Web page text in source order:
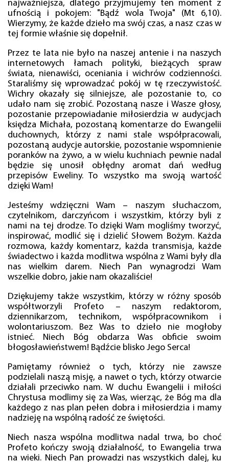
najważniejsza, dlatego przyjmujemy ten moment z
ufnością i pokojem: "Bądź wola Twoja" (Mt 6,10).
Wierzymy, że każde dzieło ma swój czas, a nasz czas w
tej formie właśnie się dopełnił.
Przez te lata nie było na naszej antenie i na naszych
internetowych łamach polityki, bieżących spraw
świata, nienawiści, oceniania i wichrów codzienności.
Staraliśmy się wprowadzać pokój w tę rzeczywistość.
Wichry okazały się silniejsze, ale pozostanie to, co
udało nam się zrobić. Pozostaną nasze i Wasze głosy,
pozostanie przepowiadanie miłosierdzia w audycjach
księdza Michała, pozostaną komentarze do Ewangelii
duchownych, którzy z nami stale współpracowali,
pozostaną audycje autorskie, pozostanie wspomnienie
poranków na żywo, a w wielu kuchniach pewnie nadal
będzie się unosił obłędny aromat dań według
przepisów Eweliny. To wszystko ma swoją wartość
dzięki Wam!
Jesteśmy wdzięczni Wam – naszym słuchaczom,
czytelnikom, darczyńcom i wszystkim, którzy byli z
nami na tej drodze. To dzięki Wam mogliśmy tworzyć,
inspirować, modlić się i dzielić Słowem Bożym. Każda
rozmowa, każdy komentarz, każda transmisja, każde
świadectwo i każda modlitwa wspólna z Wami były dla
nas wielkim darem. Niech Pan wynagrodzi Wam
wszelkie dobro, jakie nam okazaliście!
Dziękujemy także wszystkim, którzy w różny sposób
współtworzyli Profeto – naszym redaktorom,
dziennikarzom, technikom, współpracownikom i
wolontariuszom. Bez Was to dzieło nie mogłoby
istnieć. Niech Bóg obdarza Was obficie swoim
błogosławieństwem! Bądźcie blisko Jego Serca!
Pamiętamy również o tych, którzy nie zawsze
podzielali naszą misję, a nawet o tych, którzy otwarcie
działali przeciwko nam. W duchu Ewangelii i miłości
Chrystusa modlimy się za Was, wierząc, że Bóg ma dla
każdego z nas plan pełen dobra i miłosierdzia i mamy
nadzieję na wspólną radość ze świętości.
Niech nasza wspólna modlitwa nadal trwa, bo choć
Profeto kończy swoją działalność, to Ewangelia trwa
na wieki. Niech Pan prowadzi nas wszystkich dalej, ku